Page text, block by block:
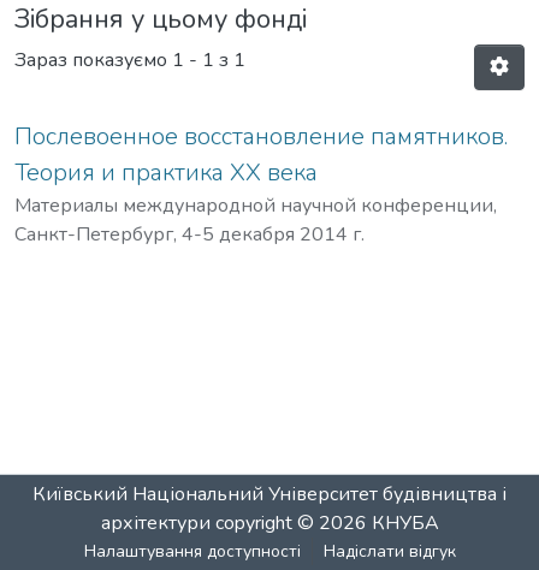
Зібрання у цьому фонді
Зараз показуємо 1 - 1 з 1
Послевоенное восстановление памятников.
Теория и практика XX века
Материалы международной научной конференции,
Санкт-Петербург, 4-5 декабря 2014 г.
Київський Національний Університет будівництва і
архітектури copyright © 2026 КНУБА
Налаштування доступності Надіслати відгук